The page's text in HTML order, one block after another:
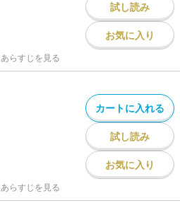
試し読み
お気に入り
あらすじを見る
カートに入れる
試し読み
お気に入り
あらすじを見る